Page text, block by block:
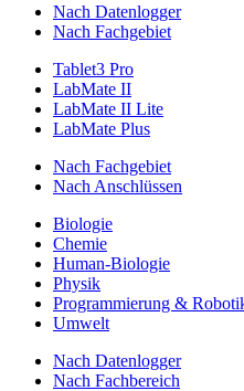
Nach Datenlogger
Nach Fachgebiet
Tablet3 Pro
LabMate II
LabMate II Lite
LabMate Plus
Nach Fachgebiet
Nach Anschlüssen
Biologie
Chemie
Human-Biologie
Physik
Programmierung &
Umwelt
Nach Datenlogger
Nach Fachbereich